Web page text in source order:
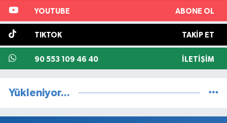
YOUTUBE ABONE OL
TIKTOK TAKIP ET
90 553 109 46 40 İLETIŞIM
Yükleniyor...